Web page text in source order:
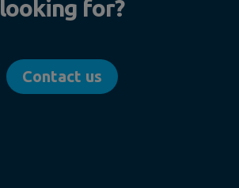
looking for?
Contact us